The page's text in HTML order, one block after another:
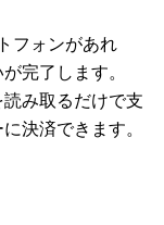
フォンがあれ
完了します。
み取るだけで支
決済できます。